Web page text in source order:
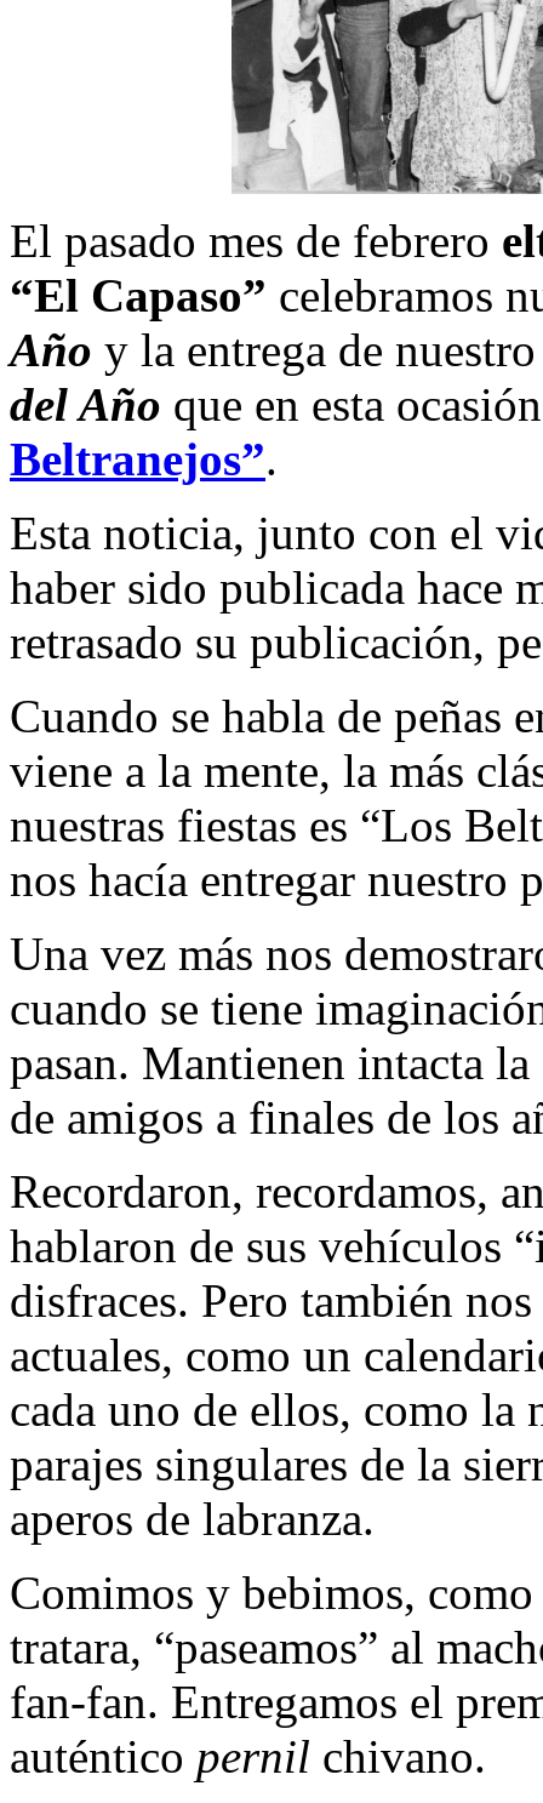
El pasado mes de febrero
“El Capaso” celebramos
Año y la entrega de
del Año que en esta
Beltranejos”.
Esta noticia, junto con el
haber sido publicada hace
retrasado su publicación,
Cuando se habla de peñas
viene a la mente, la más
nuestras fiestas es “Los
nos hacía entregar nuestro
Una vez más nos
cuando se tiene
pasan. Mantienen intacta
de amigos a finales de los
Recordaron, recordamos,
hablaron de sus vehículos
disfraces. Pero también
actuales, como un
cada uno de ellos, como la
parajes singulares de la
aperos de labranza.
Comimos y bebimos,
tratara, “paseamos” al
fan-fan. Entregamos el
auténtico pernil chivano.